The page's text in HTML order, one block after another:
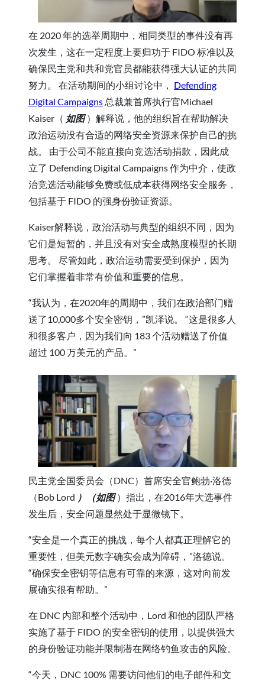
在 2020 年的选举周期中，相同类型的事件没有再
次发生，这在一定程度上要归功于 FIDO 标准以及
确保民主党和共和党官员都能获得强大认证的共同
努力。 在活动期间的小组讨论中， Defending
Digital Campaigns 总裁兼首席执行官Michael
Kaiser（ 如图 ）解释说，他的组织旨在帮助解决
政治运动没有合适的网络安全资源来保护自己的挑
战。 由于公司不能直接向竞选活动捐款，因此成
立了 Defending Digital Campaigns 作为中介，使政
治竞选活动能够免费或低成本获得网络安全服务，
包括基于 FIDO 的强身份验证资源。
Kaiser解释说，政治活动与典型的组织不同，因为
它们是短暂的，并且没有对安全成熟度模型的长期
思考。 尽管如此，政治运动需要受到保护，因为
它们掌握着非常有价值和重要的信息。
“我认为，在2020年的周期中，我们在政治部门赠
送了10,000多个安全密钥，”凯泽说。 “这是很多人
和很多客户，因为我们向 183 个活动赠送了价值
超过 100 万美元的产品。”
民主党全国委员会（DNC）首席安全官鲍勃·洛德
（Bob Lord ）（如图 ）指出，在2016年大选事件
发生后，安全问题显然处于显微镜下。
“安全是一个真正的挑战，每个人都真正理解它的
重要性，但美元数字确实会成为障碍，”洛德说。
“确保安全密钥等信息有可靠的来源，这对向前发
展确实很有帮助。”
在 DNC 内部和整个活动中，Lord 和他的团队严格
实施了基于 FIDO 的安全密钥的使用，以提供强大
的身份验证功能并限制潜在网络钓鱼攻击的风险。
“今天，DNC 100% 需要访问他们的电子邮件和文